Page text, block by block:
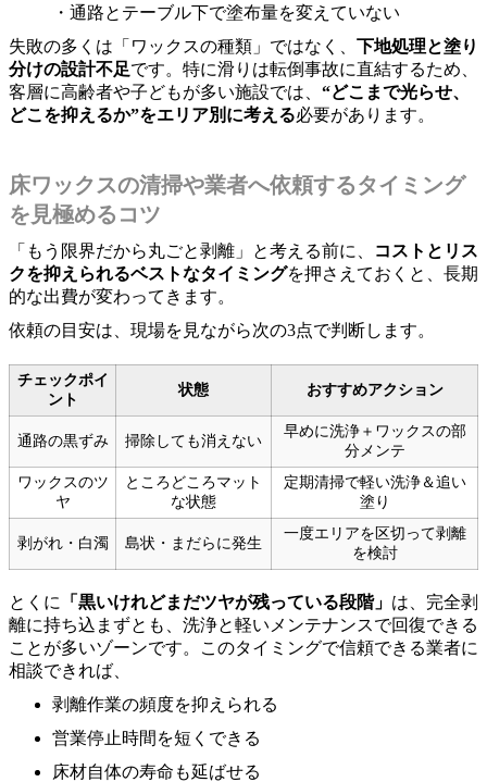
・通路とテーブル下で塗布量を変えていない
失敗の多くは「ワックスの種類」ではなく、 下地処理と塗り
分けの設計不足です。特に滑りは転倒事故に直結するため、
客層に高齢者や子どもが多い施設では、 “どこまで光らせ、
どこを抑えるか”をエリア別に考える必要があります。
床ワックスの清掃や業者へ依頼するタイミング
を見極めるコツ
「もう限界だから丸ごと剥離」と考える前に、
コストとリス
クを抑えられるベストなタイミングを押さえておくと、長期
的な出費が変わってきます。
依頼の目安は、現場を見ながら次の3点で判断します。
チェックポイ
ント
状態 おすすめアクション
通路の黒ずみ 掃除しても消えない
早めに洗浄＋ワックスの部
分メンテ
ワックスのツ
ヤ
ところどころマット
な状態
定期清掃で軽い洗浄＆追い
塗り
剥がれ・白濁 島状・まだらに発生
一度エリアを区切って剥離
を検討
とくに 「黒いけれどまだツヤが残っている段階」 は、完全剥
離に持ち込まずとも、洗浄と軽いメンテナンスで回復できる
ことが多いゾーンです。このタイミングで信頼できる業者に
相談できれば、
剥離作業の頻度を抑えられる
営業停止時間を短くできる
床材自体の寿命も延ばせる